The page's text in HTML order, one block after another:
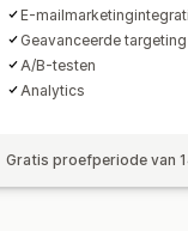
E-
Geavanceerde targeting
A/B-testen
Analytics
Gratis proefperiode van